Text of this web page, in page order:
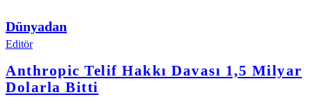
Dünyadan
Editör
Anthropic Telif Hakkı Davası 1,5 Milyar
Dolarla Bitti